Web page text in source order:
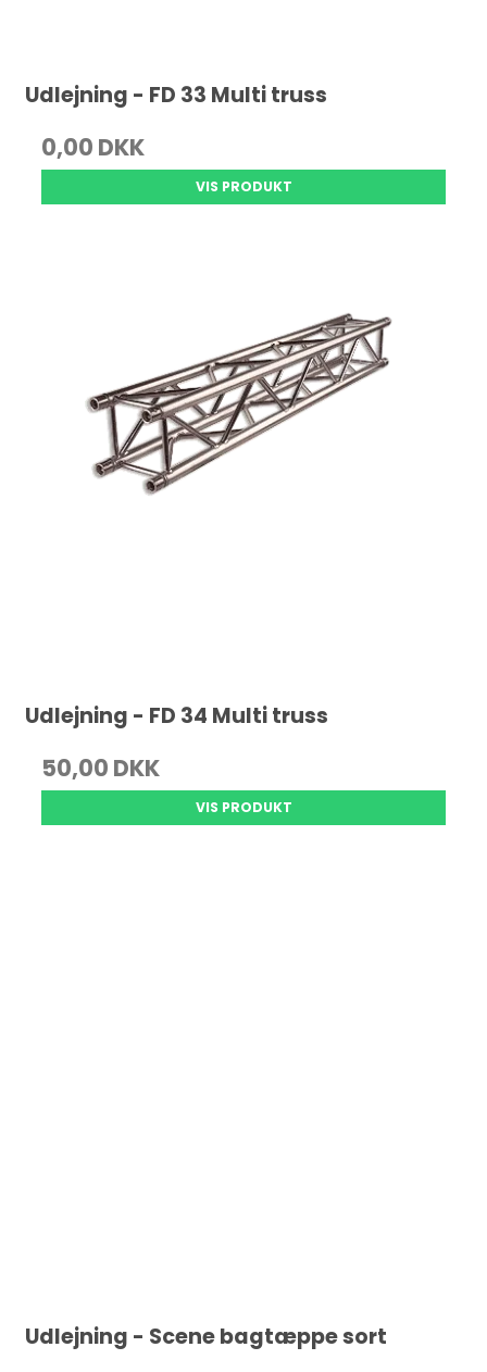
Udlejning - FD 33 Multi truss
0,00 DKK
VIS PRODUKT
Udlejning - FD 34 Multi truss
50,00 DKK
VIS PRODUKT
Udlejning - Scene bagtæppe sort